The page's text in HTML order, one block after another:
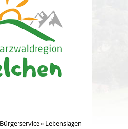
Bürgerservice» Lebenslagen